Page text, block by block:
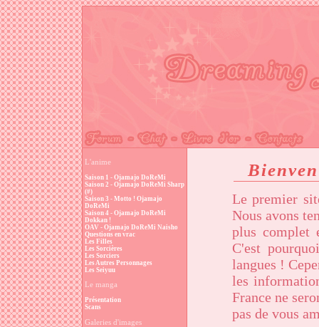
L'anime
Saison 1 - Ojamajo DoReMi
Saison 2 - Ojamajo DoReMi Sharp
(#)
Saison 3 - Motto ! Ojamajo
DoReMi
Saison 4 - Ojamajo DoReMi
Dokkan !
OAV - Ojamajo DoReMi Naisho
Questions en vrac
Les Filles
Les Sorcières
Les Sorciers
Les Autres Personnages
Les Seiyuu
Le manga
Présentation
Scans
Galeries d'images
Le premier
Nous avons
plus complet
C'est
langues !
les
France ne
pas de vous